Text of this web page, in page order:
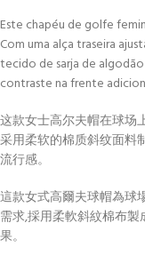
Este chapéu de golfe
Com uma alça traseira
tecido de sarja de
contraste na frente
这款女士高尔夫帽在球场
采用柔软的棉质斜纹面料
流行感。
這款女式高爾夫球帽為球
需求,採用柔軟斜紋棉布
果。